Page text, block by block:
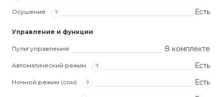
Осушение ? Есть
Управление и функции
Пульт управления В комплекте
Автоматический режим ? Есть
Ночной режим (сон) ? Есть